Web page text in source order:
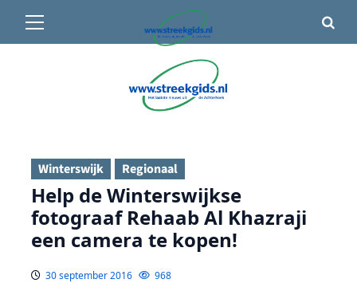
24°C• Vandaag 15° / 25°
menu
Winterswijk Regionaal
Help de Winterswijkse
fotograaf Rehaab Al Khazraji
een camera te kopen!
30 september 2016 968